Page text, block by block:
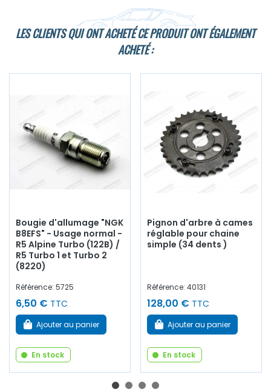
LES CLIENTS QUI ONT ACHETÉ CE PRODUIT ONT ÉGALEMENT
ACHETÉ :
Bougie d'allumage "NGK
B8EFS" - Usage normal -
R5 Alpine Turbo (122B) /
R5 Turbo 1 et Turbo 2
(8220)
Référence: 5725
6,50 € TTC
Ajouter au panier
En stock
Pignon d'arbre à cames
réglable pour chaine
simple (34 dents )
Référence: 40131
128,00 € TTC
Ajouter au panier
En stock